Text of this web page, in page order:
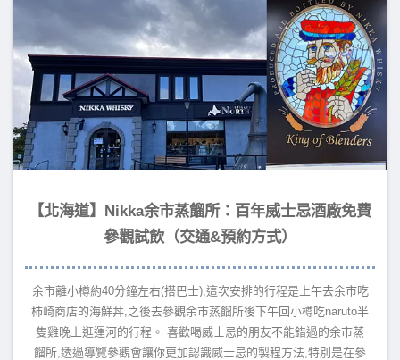
【北海道】Nikka余市蒸餾所：百年威士忌酒廠免費
參觀試飲（交通&預約方式）
余市離小樽約40分鐘左右(搭巴士),這次安排的行程是上午去余市吃
柿崎商店的海鮮丼,之後去參觀余市蒸餾所後下午回小樽吃naruto半
隻雞晚上逛運河的行程。 喜歡喝威士忌的朋友不能錯過的余市蒸
餾所,透過導覽參觀會讓你更加認識威士忌的製程方法,特別是在參